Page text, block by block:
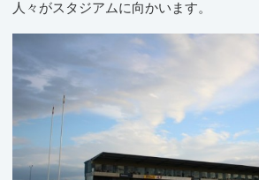
人々がスタジアムに向かいます。